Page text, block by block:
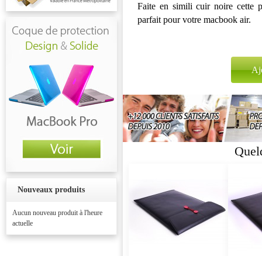
Nouveaux produits
Aucun nouveau produit à l'heure
actuelle
Faite en simili cuir noire cette
parfait pour votre macbook air.